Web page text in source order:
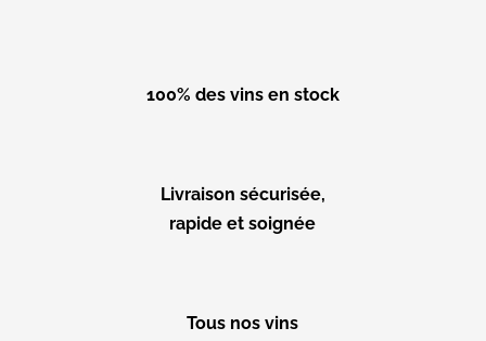
100% des vins en stock
Livraison sécurisée,
rapide et soignée
Tous nos vins